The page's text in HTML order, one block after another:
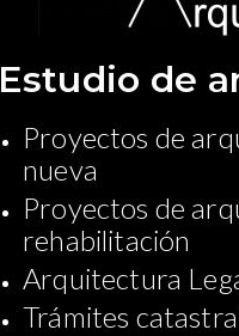
Estudio de
Proyectos de
nueva
Proyectos de
rehabilitación
Arquitectura
Trámites